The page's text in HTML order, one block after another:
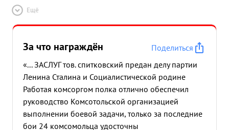
Ещё
За что награждён
Поделиться
«... ЗАСЛУГ тов. спитковский предан делу партии
Ленина Сталина и Социалистической родине
Работая комсоргом полка отлично обеспечил
руководство Комсотольской организацией
выполнении боевой задачи, только за последние
бои 24 комсомольца удосточны